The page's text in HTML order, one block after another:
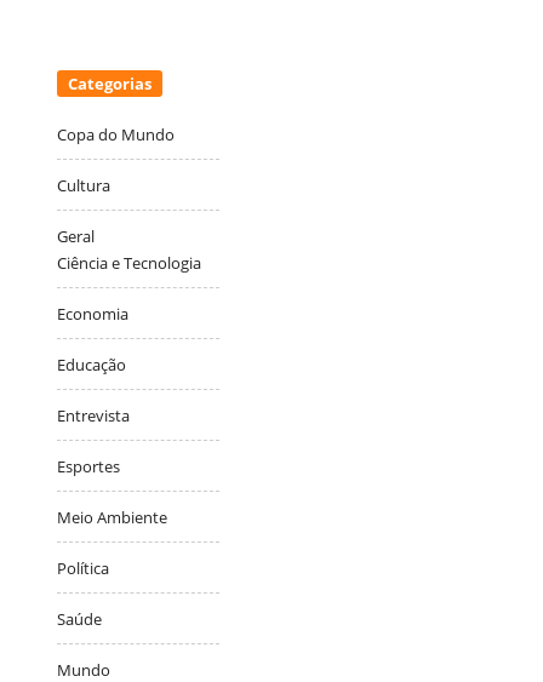
Categorias
Copa do Mundo
Cultura
Geral
Ciência e Tecnologia
Economia
Educação
Entrevista
Esportes
Meio Ambiente
Política
Saúde
Mundo